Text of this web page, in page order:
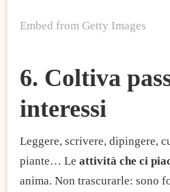
Embed from Getty Images
6. Coltiva
interessi
Leggere, scrivere, dipingere,
piante… Le attività che ci
anima. Non trascurarle: sono